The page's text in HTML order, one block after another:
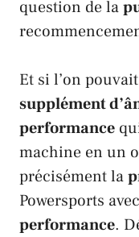
question de la
Et si l’on
supplément
performance
machine en un
précisément la
Powersports
performance.